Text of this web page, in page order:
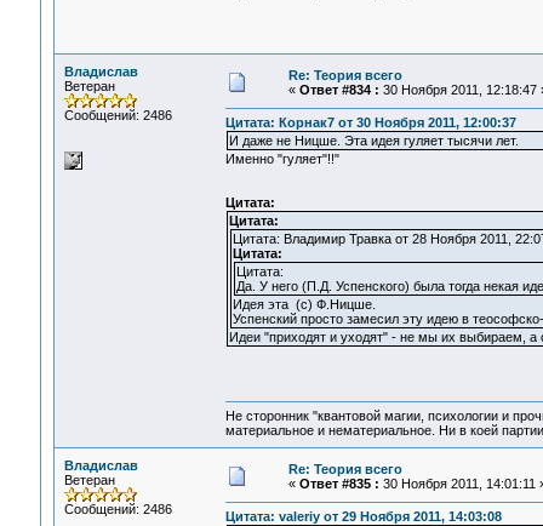
Владислав
Ветеран
Сообщений: 2486
Re: Теория всего
« Ответ #834 : 30 Ноября 2011, 12:18:47
Цитата: Корнак7 от 30 Ноября 2011, 12:00:37
И даже не Ницше. Эта идея гуляет тысячи лет.
Именно "гуляет"!!"
Цитата:
Цитата:
Цитата: Владимир Травка от 28 Ноября 2011,
Цитата:
Цитата:
Да. У него (П.Д. Успенского) была тогда некая
Идея эта (с) Ф.Ницше.
Успенский просто замесил эту идею в
Идеи "приходят и уходят" - не мы их выбираем, а
Не сторонник "квантовой магии, психологии и
материальное и нематериальное. Ни в коей
Владислав
Ветеран
Сообщений: 2486
Re: Теория всего
« Ответ #835 : 30 Ноября 2011, 14:01:11
Цитата: valeriy от 29 Ноября 2011, 14:03:08